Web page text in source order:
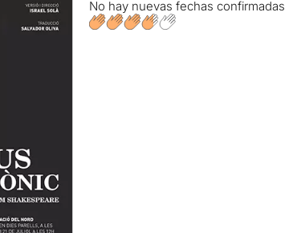
No hay nuevas fechas confirmadas